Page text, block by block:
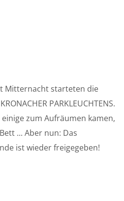
Mitternacht starteten die
PARKLEUCHTENS.
zum Aufräumen kamen,
... Aber nun: Das
ist wieder freigegeben!